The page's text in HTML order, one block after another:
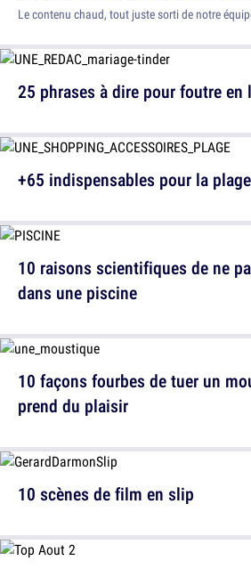
Le contenu chaud, tout juste sorti de notre
25 phrases à dire pour foutre en
10 raisons scientifiques de ne
dans une piscine
10 scènes de film en slip
+65 indispensables pour la
10 façons fourbes de tuer un
prend du plaisir